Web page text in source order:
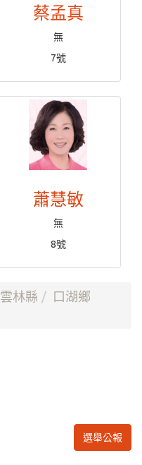
蔡孟真
無
7號
蕭慧敏
無
8號
雲林縣
口湖鄉
選舉公報